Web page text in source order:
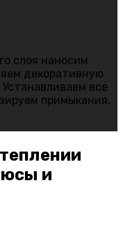
слоя наносим
декоративную
все
примыкания.
и